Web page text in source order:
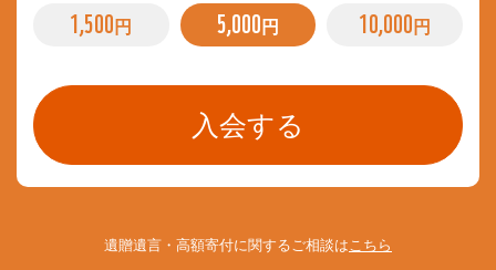
1,500 円 5,000 円 10,000 円
遺贈遺言・高額寄付に関するご相談は こちら